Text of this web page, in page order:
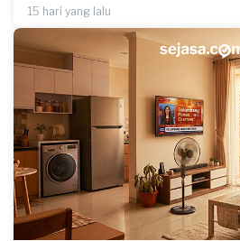
15 hari yang lalu